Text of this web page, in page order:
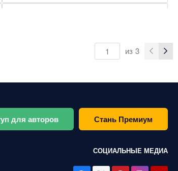
Halloween КОЛ-ВО ИКОНОК: 41
из 3
для авторов Стань Премиум
СОЦИАЛЬНЫЕ МЕДИА